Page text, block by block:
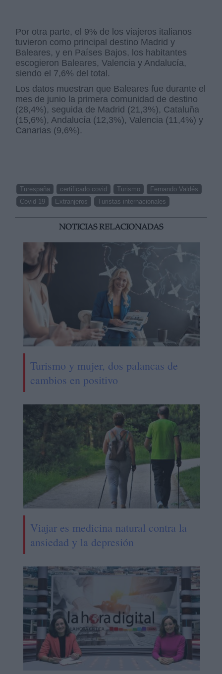
Por otra parte, el 9% de los viajeros italianos
tuvieron como principal destino Madrid y
Baleares, y en Países Bajos, los habitantes
escogieron Baleares, Valencia y Andalucía,
siendo el 7,6% del total.
Los datos muestran que Baleares fue durante el
mes de junio la primera comunidad de destino
(28,4%), seguida de Madrid (21,3%), Cataluña
(15,6%), Andalucía (12,3%), Valencia (11,4%) y
Canarias (9,6%).
Turespaña certificado covid Turismo
Fernando Valdés
Covid 19
Extranjeros Turistas internacionales
NOTICIAS RELACIONADAS
Turismo y mujer, dos palancas de
cambios en positivo
Viajar es medicina natural contra la
ansiedad y la depresión